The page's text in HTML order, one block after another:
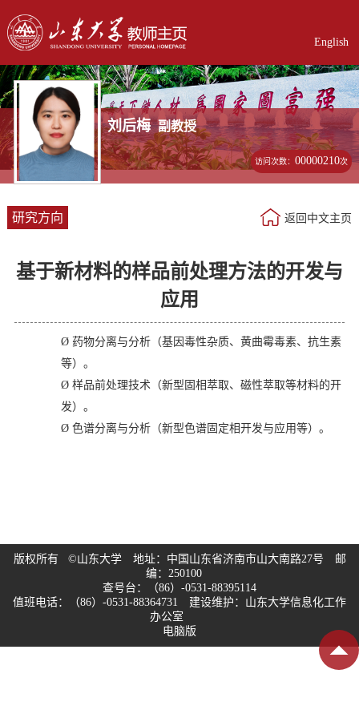
English
刘后梅 副教授
访问次数：00000210次
研究方向 返回中文主页
基于新材料的样品前处理方法的开发与
应用
Ø 药物分离与分析（基因毒性杂质、黄曲霉毒素、抗生素
等）。
Ø 样品前处理技术（新型固相萃取、磁性萃取等材料的开
发）。
Ø 色谱分离与分析（新型色谱固定相开发与应用等）。
版权所有 ©山东大学 地址：中国山东省济南市山大南路27号 邮
编：250100
查号台：（86）-0531-88395114
值班电话：（86）-0531-88364731 建设维护：山东大学信息化工作
办公室
电脑版